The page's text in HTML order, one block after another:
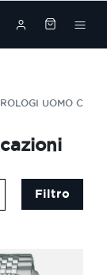
UOMO CON
Filtro